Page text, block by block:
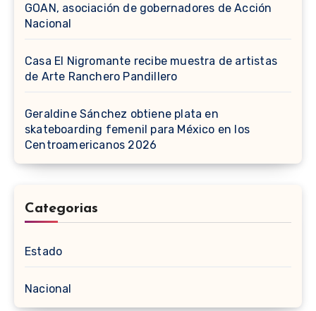
GOAN, asociación de gobernadores de Acción
Nacional
Casa El Nigromante recibe muestra de artistas
de Arte Ranchero Pandillero
Geraldine Sánchez obtiene plata en
skateboarding femenil para México en los
Centroamericanos 2026
Categorias
Estado
Nacional